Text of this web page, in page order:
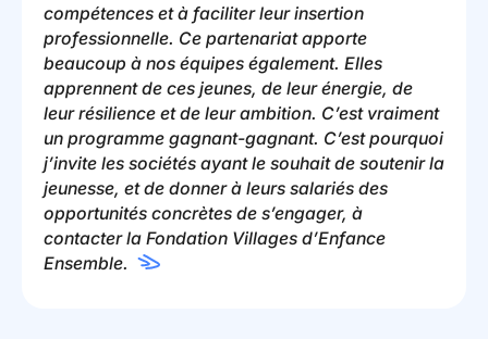
compétences et à faciliter leur insertion
professionnelle. Ce partenariat apporte
beaucoup à nos équipes également. Elles
apprennent de ces jeunes, de leur énergie, de
leur résilience et de leur ambition. C’est vraiment
un programme gagnant-gagnant. C’est pourquoi
j’invite les sociétés ayant le souhait de soutenir la
jeunesse, et de donner à leurs salariés des
opportunités concrètes de s’engager, à
contacter la Fondation Villages d’Enfance
Ensemble.